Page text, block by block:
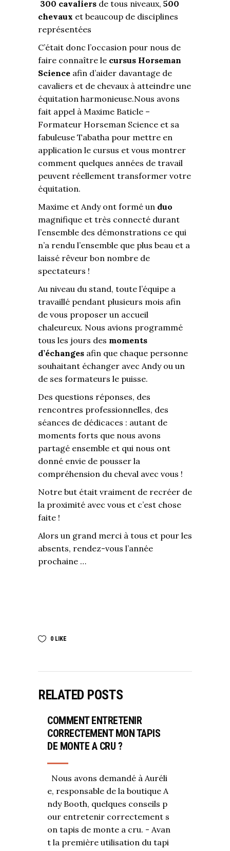
300 cavaliers de tous niveaux, 500
chevaux et beaucoup de disciplines
représentées
C’était donc l’occasion pour nous de
faire connaître le cursus Horseman
Science afin d’aider davantage de
cavaliers et de chevaux à atteindre une
équitation harmonieuse.Nous avons
fait appel à Maxime Baticle –
Formateur Horseman Science et sa
fabuleuse Tabatha pour mettre en
application le cursus et vous montrer
comment quelques années de travail
peuvent réellement transformer votre
équitation.
Maxime et Andy ont formé un duo
magnifique et très connecté durant
l’ensemble des démonstrations ce qui
n’a rendu l’ensemble que plus beau et a
laissé rêveur bon nombre de
spectateurs !
Au niveau du stand, toute l’équipe a
travaillé pendant plusieurs mois afin
de vous proposer un accueil
chaleureux. Nous avions programmé
tous les jours des moments
d’échanges afin que chaque personne
souhaitant échanger avec Andy ou un
de ses formateurs le puisse.
Des questions réponses, des
rencontres professionnelles, des
séances de dédicaces : autant de
moments forts que nous avons
partagé ensemble et qui nous ont
donné envie de pousser la
compréhension du cheval avec vous !
Notre but était vraiment de recréer de
la proximité avec vous et c’est chose
faite !
Alors un grand merci à tous et pour les
absents, rendez-vous l’année
prochaine …
0 LIKE
RELATED POSTS
COMMENT ENTRETENIR
CORRECTEMENT MON TAPIS
DE MONTE A CRU ?
Nous avons demandé à Auréli
e, responsable de la boutique A
ndy Booth, quelques conseils p
our entretenir correctement s
on tapis de monte a cru. - Avan
t la première utilisation du tapi